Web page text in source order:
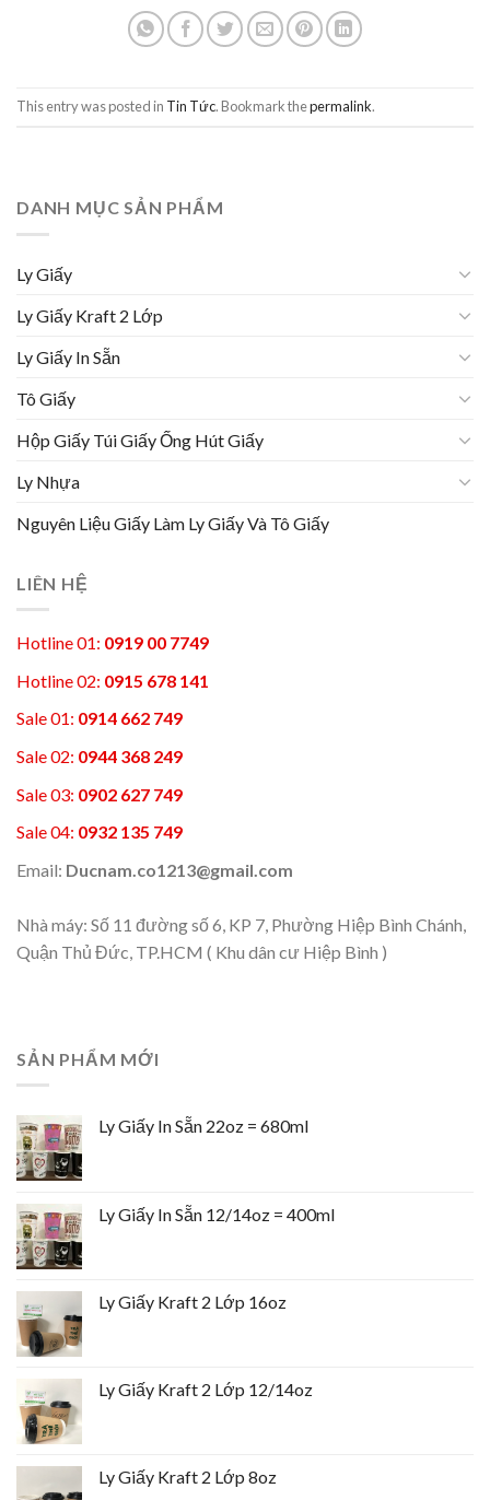
DANH MỤC SẢN PHẨM
Ly Giấy
Ly Giấy Kraft 2 Lớp
Ly Giấy In Sẵn
Tô Giấy
Hộp Giấy Túi Giấy Ống Hút Giấy
Ly Nhựa
Nguyên Liệu Giấy Làm Ly Giấy Và Tô Giấy
LIÊN HỆ
Hotline 01: 0919 00 7749
Hotline 02: 0915 678 141
Sale 01: 0914 662 749
Sale 02: 0944 368 249
Sale 03: 0902 627 749
Sale 04: 0932 135 749
Email: Ducnam.co1213@gmail.com
Nhà máy: Số 11 đường số 6, KP 7, Phường Hiệp Bình Chánh,
Quận Thủ Đức, TP.HCM ( Khu dân cư Hiệp Bình )
SẢN PHẨM MỚI
Ly Giấy In Sẵn 22oz = 680ml
Ly Giấy In Sẵn 12/14oz = 400ml
Ly Giấy Kraft 2 Lớp 16oz
Ly Giấy Kraft 2 Lớp 12/14oz
Ly Giấy Kraft 2 Lớp 8oz
This entry was posted in Tin Tức. Bookmark thepermalink.